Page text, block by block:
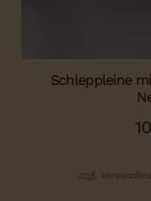
Schleppleine
zzgl.